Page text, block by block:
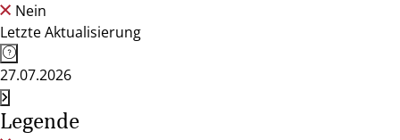
Nein
Letzte Aktualisierung
27.07.2026
Legende